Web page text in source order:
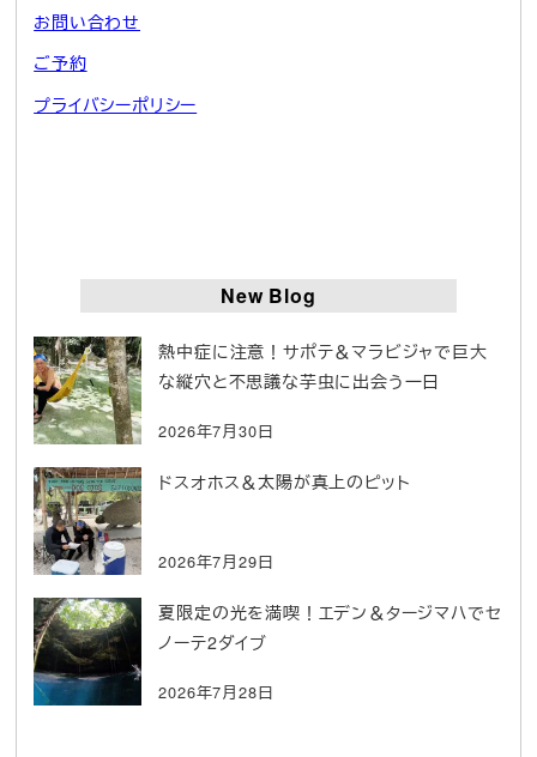
お問い合わせ
ご予約
プライバシーポリシー
New Blog
熱中症に注意！サポテ＆マラビジャで巨大
な縦穴と不思議な芋虫に出会う一日
2026年7月30日
ドスオホス＆太陽が真上のピット
2026年7月29日
夏限定の光を満喫！エデン＆タージマハでセ
ノーテ2ダイブ
2026年7月28日